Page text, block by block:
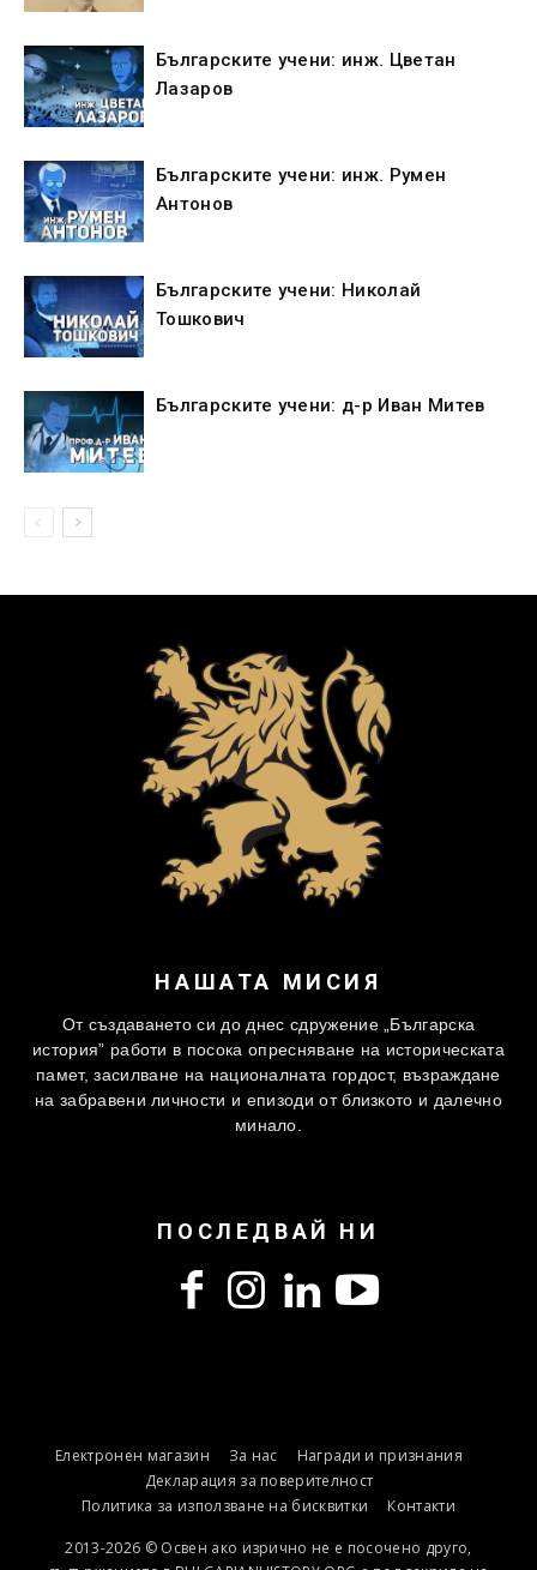
Българските учени: инж. Цветан
Лазаров
Българските учени: инж. Румен
Антонов
Българските учени: Николай
Тошкович
Българските учени: д-р Иван Митев
НАШАТА МИСИЯ
От създаването си до днес сдружение „Българска
история” работи в посока опресняване на историческата
памет, засилване на националната гордост, възраждане
на забравени личности и епизоди от близкото и далечно
минало.
ПОСЛЕДВАЙ НИ
Електронен магазин За нас
Награди и признания
Декларация за поверителност
Политика за използване на бисквитки
Контакти
2013-2026 © Освен ако изрично не е посочено друго,